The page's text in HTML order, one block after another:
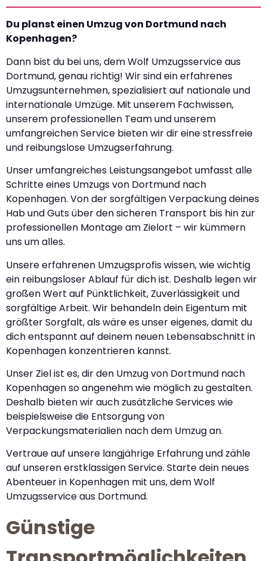
Du planst einen Umzug von Dortmund nach
Kopenhagen?
Dann bist du bei uns, dem Wolf Umzugsservice aus
Dortmund, genau richtig! Wir sind ein erfahrenes
Umzugsunternehmen, spezialisiert auf nationale und
internationale Umzüge. Mit unserem Fachwissen,
unserem professionellen Team und unserem
umfangreichen Service bieten wir dir eine stressfreie
und reibungslose Umzugserfahrung.
Unser umfangreiches Leistungsangebot umfasst alle
Schritte eines Umzugs von Dortmund nach
Kopenhagen. Von der sorgfältigen Verpackung deines
Hab und Guts über den sicheren Transport bis hin zur
professionellen Montage am Zielort – wir kümmern
uns um alles.
Unsere erfahrenen Umzugsprofis wissen, wie wichtig
ein reibungsloser Ablauf für dich ist. Deshalb legen wir
großen Wert auf Pünktlichkeit, Zuverlässigkeit und
sorgfältige Arbeit. Wir behandeln dein Eigentum mit
größter Sorgfalt, als wäre es unser eigenes, damit du
dich entspannt auf deinem neuen Lebensabschnitt in
Kopenhagen konzentrieren kannst.
Unser Ziel ist es, dir den Umzug von Dortmund nach
Kopenhagen so angenehm wie möglich zu gestalten.
Deshalb bieten wir auch zusätzliche Services wie
beispielsweise die Entsorgung von
Verpackungsmaterialien nach dem Umzug an.
Vertraue auf unsere langjährige Erfahrung und zähle
auf unseren erstklassigen Service. Starte dein neues
Abenteuer in Kopenhagen mit uns, dem Wolf
Umzugsservice aus Dortmund.
Günstige